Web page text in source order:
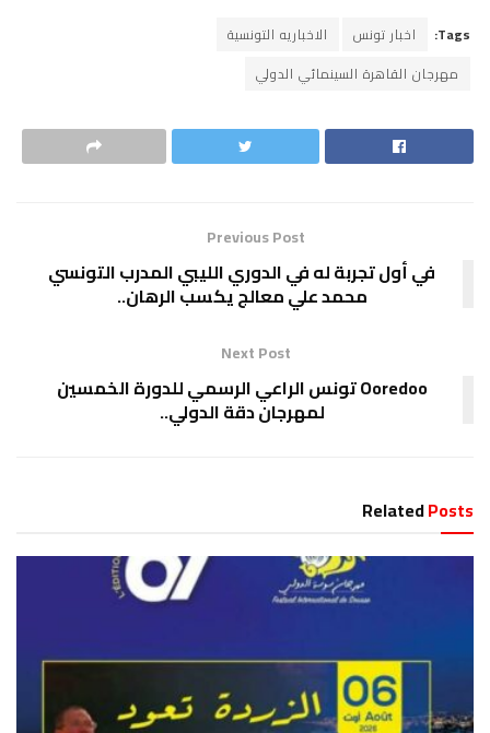
Tags: اخبار تونس
الاخباريه التونسية
مهرجان القاهرة السينمائي الدولي
Previous Post
في أول تجربة له في الدوري الليبي المدرب التونسي
محمد علي معالج يكسب الرهان..
Next Post
Ooredoo تونس الراعي الرسمي للدورة الخمسين
لمهرجان دقة الدولي..
RelatedPosts